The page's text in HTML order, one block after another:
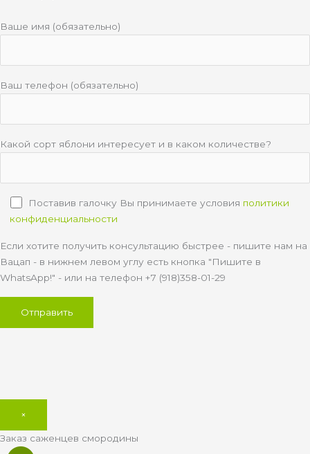
Ваше имя (обязательно)
Ваш телефон (обязательно)
Какой сорт яблони интересует и в каком количестве?
Поставив галочку Вы принимаете условия политики
конфиденциальности
Если хотите получить консультацию быстрее - пишите нам на
Вацап - в нижнем левом углу есть кнопка "Пишите в
WhatsApp!" - или на телефон +7 (918)358-01-29
×
Заказ саженцев смородины